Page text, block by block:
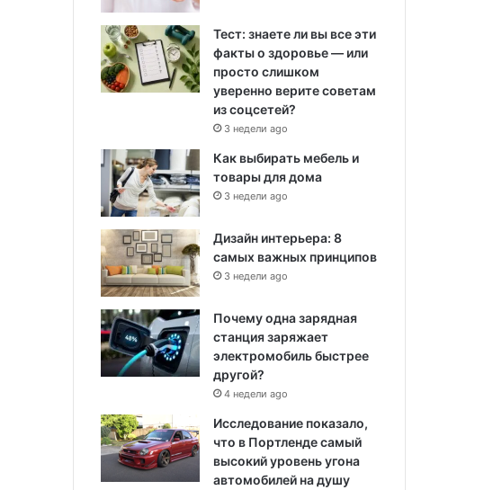
Тест: знаете ли вы все эти
факты о здоровье — или
просто слишком
уверенно верите советам
из соцсетей?
3 недели ago
Как выбирать мебель и
товары для дома
3 недели ago
Дизайн интерьера: 8
самых важных принципов
3 недели ago
Почему одна зарядная
станция заряжает
электромобиль быстрее
другой?
4 недели ago
Исследование показало,
что в Портленде самый
высокий уровень угона
автомобилей на душу